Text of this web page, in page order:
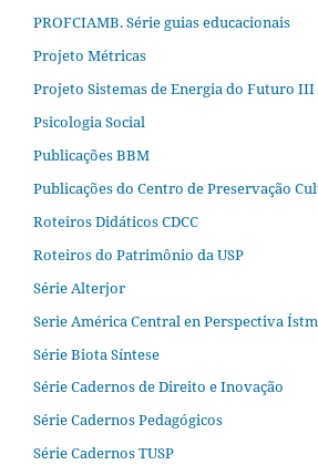
PROFCIAMB. Série guias educacionais
Projeto Métricas
Projeto Sistemas de Energia do Futuro III
Psicologia Social
Publicações BBM
Publicações do Centro de Preservação
Roteiros Didáticos CDCC
Roteiros do Patrimônio da USP
Série Alterjor
Serie América Central en Perspectiva
Série Biota Síntese
Série Cadernos de Direito e Inovação
Série Cadernos Pedagógicos
Série Cadernos TUSP